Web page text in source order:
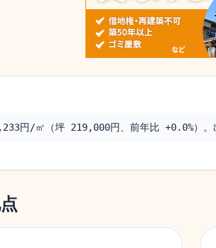
円/㎡（坪 219,000円、前年比 +0.0%）